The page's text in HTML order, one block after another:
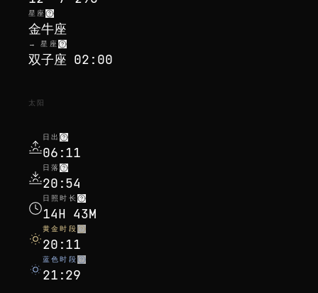
星座
金牛座
→ 星座
双子座 02:00
太阳
日出
06:11
日落
20:54
日照时长
14H 43M
黄金时段
20:11
蓝色时段
21:29